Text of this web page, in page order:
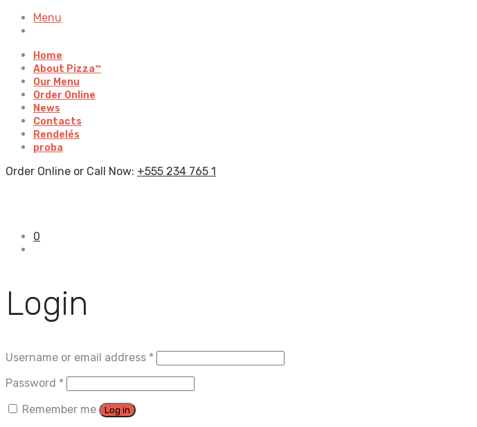
Menu
Home
About Pizza™
Our Menu
Order Online
News
Contacts
Rendelés
proba
Order Online or Call Now: +555 234 765 1
0
Login
Username or email address *
Password *
Remember me
Log in